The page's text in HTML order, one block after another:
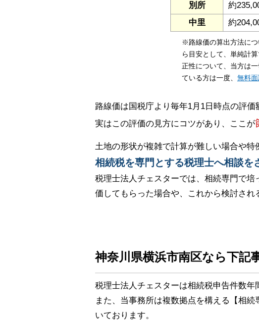
別所
約
中里
約
※路線価の算出方法に
ら目安として、単純計
正性について、当方は
ている方は一度、 無料面
路線価は国税庁より毎年1月1日時点の評価
実はこの評価の見方にコツがあり、ここが
土地の形状が複雑で計算が難しい場合や特
相続税を専門とする税理士へ相談を
税理士法人チェスターでは、相続専門で
価してもらった場合や、これから検討され
神奈川県横浜市南区なら下記
税理士法人チェスターは相続税申告件数年
また、当事務所は複数拠点を構える【相
いております。